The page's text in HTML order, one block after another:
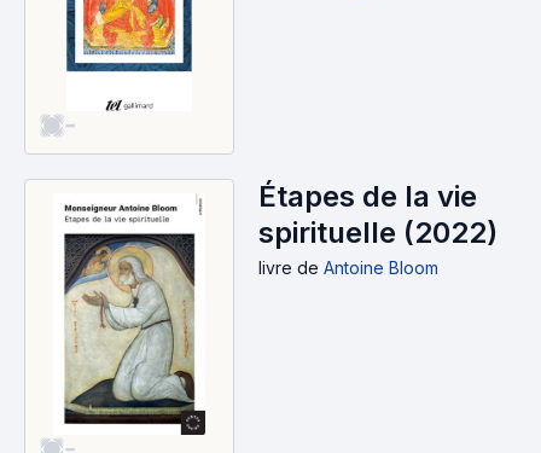
-
Étapes de la vie
spirituelle (2022)
livre de Antoine Bloom